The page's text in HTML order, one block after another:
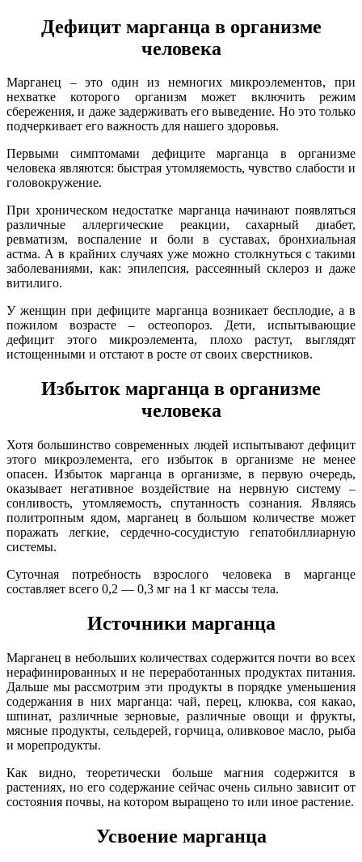
Дефицит марганца в организме
человека
Марганец – это один из немногих микроэлементов, при
нехватке которого организм может включить режим
сбережения, и даже задерживать его выведение. Но это только
подчеркивает его важность для нашего здоровья.
Первыми симптомами дефиците марганца в организме
человека являются: быстрая утомляемость, чувство слабости и
головокружение.
При хроническом недостатке марганца начинают появляться
различные аллергические реакции, сахарный диабет,
ревматизм, воспаление и боли в суставах, бронхиальная
астма. А в крайних случаях уже можно столкнуться с такими
заболеваниями, как: эпилепсия, рассеянный склероз и даже
витилиго.
У женщин при дефиците марганца возникает бесплодие, а в
пожилом возрасте – остеопороз. Дети, испытывающие
дефицит этого микроэлемента, плохо растут, выглядят
истощенными и отстают в росте от своих сверстников.
Избыток марганца в организме
человека
Хотя большинство современных людей испытывают дефицит
этого микроэлемента, его избыток в организме не менее
опасен. Избыток марганца в организме, в первую очередь,
оказывает негативное воздействие на нервную систему –
сонливость, утомляемость, спутанность сознания. Являясь
политропным ядом, марганец в большом количестве может
поражать легкие, сердечно-сосудистую гепатобиллиарную
системы.
Суточная потребность взрослого человека в марганце
составляет всего 0,2 — 0,3 мг на 1 кг массы тела.
Источники марганца
Марганец в небольших количествах содержится почти во всех
нерафинированных и не переработанных продуктах питания.
Дальше мы рассмотрим эти продукты в порядке уменьшения
содержания в них марганца: чай, перец, клюква, соя какао,
шпинат, различные зерновые, различные овощи и фрукты,
мясные продукты, сельдерей, горчица, оливковое масло, рыба
и морепродукты.
Как видно, теоретически больше магния содержится в
растениях, но его содержание сейчас очень сильно зависит от
состояния почвы, на котором выращено то или иное растение.
Усвоение марганца